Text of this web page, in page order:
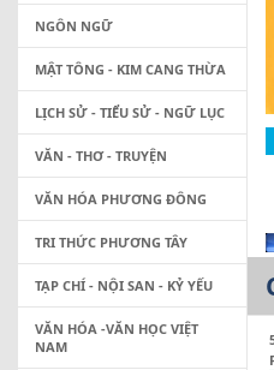
NGÔN NGỮ
MẬT TÔNG - KIM CANG THỪA
LỊCH SỬ - TIỂU SỬ - NGỮ LỤC
VĂN - THƠ - TRUYỆN
VĂN HÓA PHƯƠNG ĐÔNG
TRI THỨC PHƯƠNG TÂY
TẠP CHÍ - NỘI SAN - KỶ YẾU
VĂN HÓA -VĂN HỌC VIỆT
NAM